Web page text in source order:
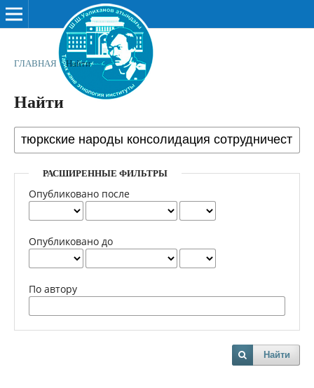
ГЛАВНАЯ / Найти
Найти
РАСШИРЕННЫЕ ФИЛЬТРЫ
Опубликовано после
Опубликовано до
По автору
Найти